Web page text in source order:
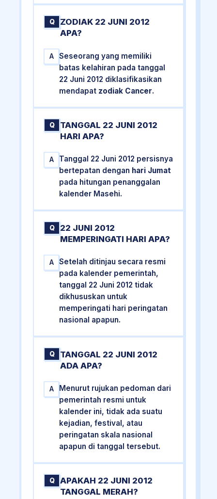
Q
ZODIAK 22 JUNI 2012
APA?
A
Seseorang yang memiliki
batas kelahiran pada tanggal
22 Juni 2012 diklasifikasikan
mendapat zodiak Cancer.
Q
TANGGAL 22 JUNI 2012
HARI APA?
A
Tanggal 22 Juni 2012 persisnya
bertepatan dengan hari Jumat
pada hitungan penanggalan
kalender Masehi.
Q
22 JUNI 2012
MEMPERINGATI HARI APA?
A
Setelah ditinjau secara resmi
pada kalender pemerintah,
tanggal 22 Juni 2012 tidak
dikhususkan untuk
memperingati hari peringatan
nasional apapun.
Q
TANGGAL 22 JUNI 2012
ADA APA?
A
Menurut rujukan pedoman dari
pemerintah resmi untuk
kalender ini, tidak ada suatu
kejadian, festival, atau
peringatan skala nasional
apapun di tanggal tersebut.
Q
APAKAH 22 JUNI 2012
TANGGAL MERAH?